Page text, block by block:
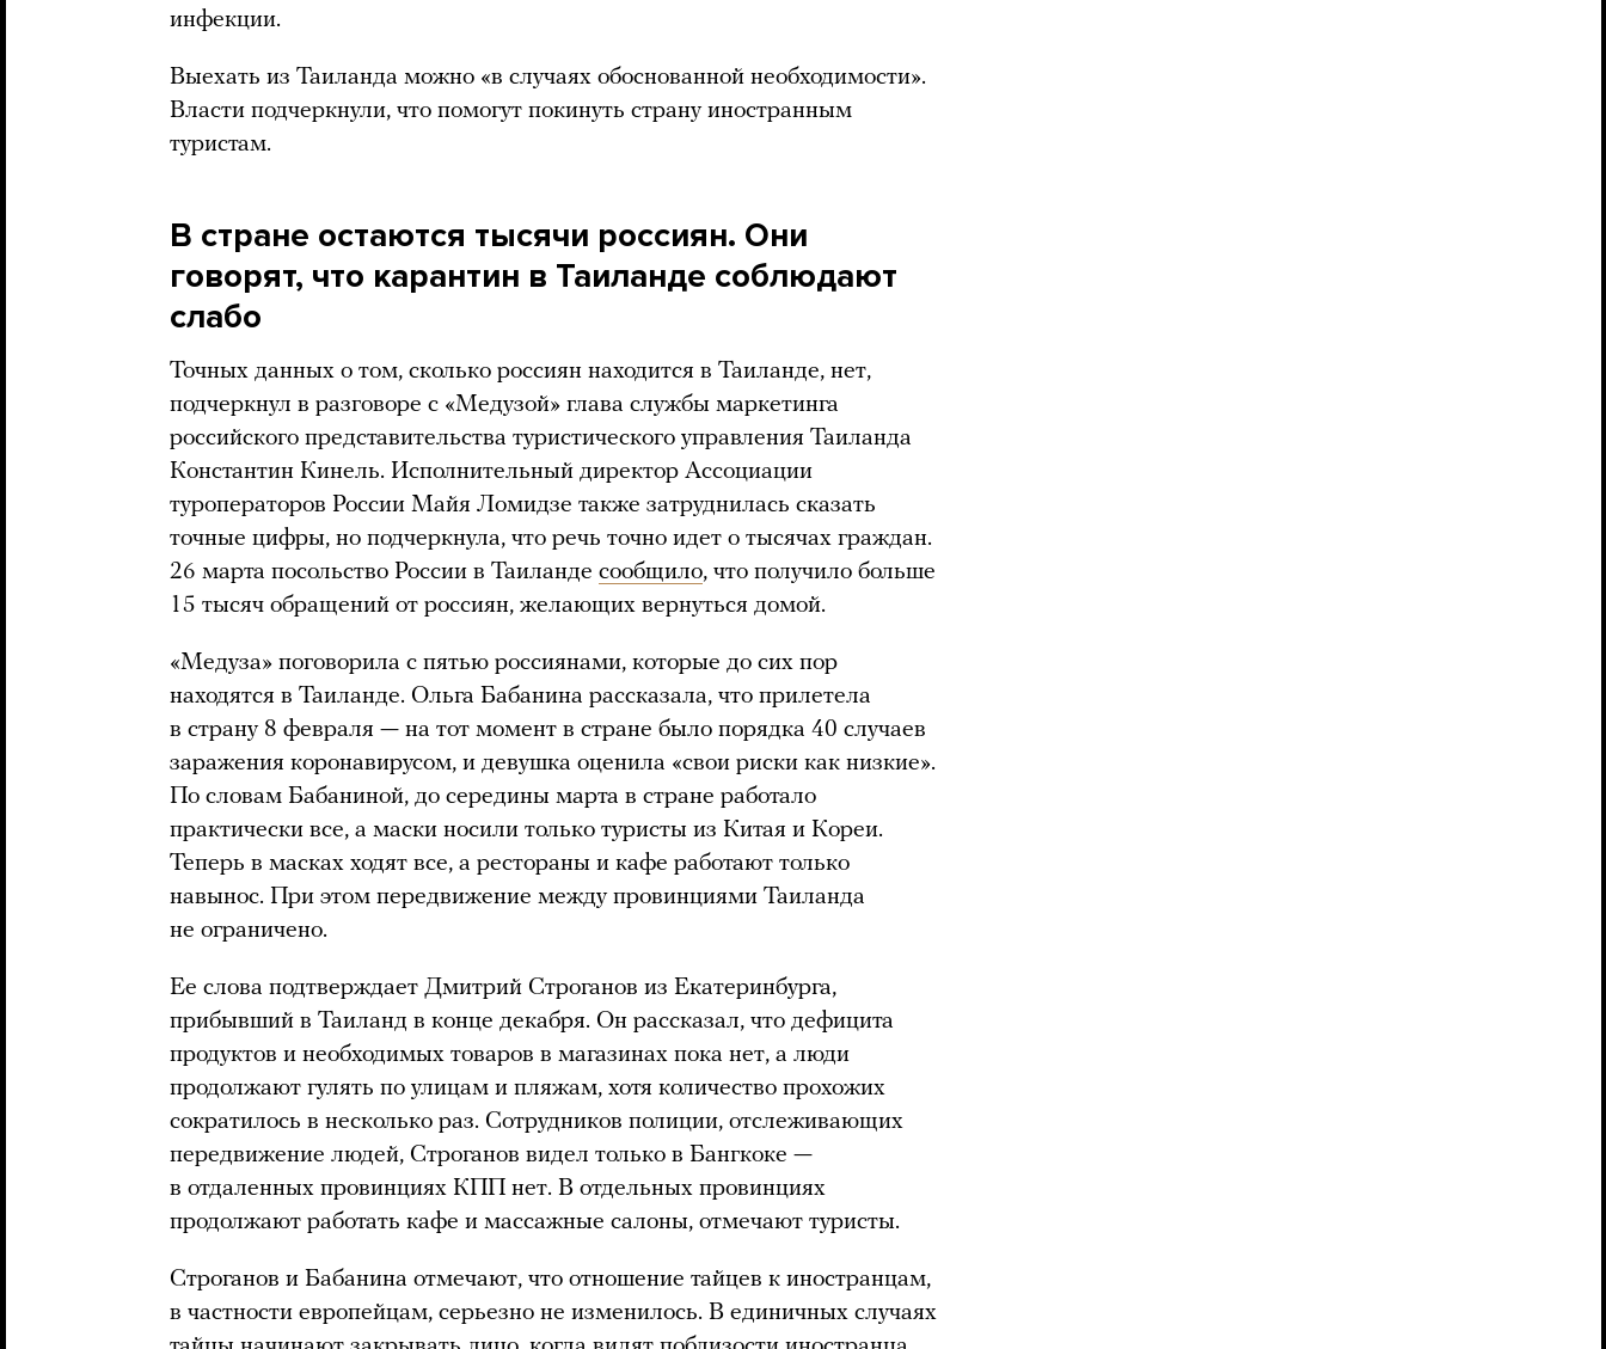
инфекции.
Выехать из Таиланда можно «в случаях обоснованной необходимости».
Власти подчеркнули, что помогут покинуть страну иностранным
туристам.
В стране остаются тысячи россиян. Они
говорят, что карантин в Таиланде соблюдают
слабо
Точных данных о том, сколько россиян находится в Таиланде, нет,
подчеркнул в разговоре с «Медузой» глава службы маркетинга
российского представительства туристического управления Таиланда
Константин Кинель. Исполнительный директор Ассоциации
туроператоров России Майя Ломидзе также затруднилась сказать
точные цифры, но подчеркнула, что речь точно идет о тысячах граждан.
26 марта посольство России в Таиланде сообщило, что получило больше
15 тысяч обращений от россиян, желающих вернуться домой.
«Медуза» поговорила с пятью россиянами, которые до сих пор
находятся в Таиланде. Ольга Бабанина рассказала, что прилетела
в страну 8 февраля — на тот момент в стране было порядка 40 случаев
заражения коронавирусом, и девушка оценила «свои риски как низкие».
По словам Бабаниной, до середины марта в стране работало
практически все, а маски носили только туристы из Китая и Кореи.
Теперь в масках ходят все, а рестораны и кафе работают только
навынос. При этом передвижение между провинциями Таиланда
не ограничено.
Ее слова подтверждает Дмитрий Строганов из Екатеринбурга,
прибывший в Таиланд в конце декабря. Он рассказал, что дефицита
продуктов и необходимых товаров в магазинах пока нет, а люди
продолжают гулять по улицам и пляжам, хотя количество прохожих
сократилось в несколько раз. Сотрудников полиции, отслеживающих
передвижение людей, Строганов видел только в Бангкоке —
в отдаленных провинциях КПП нет. В отдельных провинциях
продолжают работать кафе и массажные салоны, отмечают туристы.
Строганов и Бабанина отмечают, что отношение тайцев к иностранцам,
в частности европейцам, серьезно не изменилось. В единичных случаях